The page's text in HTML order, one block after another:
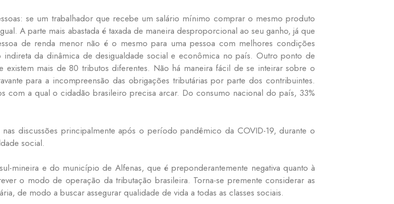
se um trabalhador que recebe um salário mínimo comprar o mesmo produto
A parte mais abastada é taxada de maneira desproporcional ao seu ganho, já que
de renda menor não é o mesmo para uma pessoa com melhores condições
indireta da dinâmica de desigualdade social e econômica no país. Outro ponto de
mais de 80 tributos diferentes. Não há maneira fácil de se inteirar sobre o
para a incompreensão das obrigações tributárias por parte dos contribuintes.
com a qual o cidadão brasileiro precisa arcar. Do consumo nacional do país, 33%
discussões principalmente após o período pandêmico da COVID-19, durante o
social.
mineira e do município de Alfenas, que é preponderantemente negativa quanto à
o modo de operação da tributação brasileira. Torna-se premente considerar as
de modo a buscar assegurar qualidade de vida a todas as classes sociais.